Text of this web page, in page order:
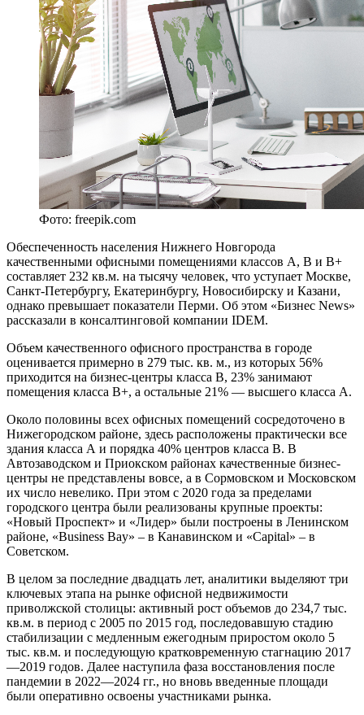
Фото: freepik.com
Обеспеченность населения Нижнего Новгорода
качественными офисными помещениями классов A, B и B+
составляет 232 кв.м. на тысячу человек, что уступает Москве,
Санкт-Петербургу, Екатеринбургу, Новосибирску и Казани,
однако превышает показатели Перми. Об этом «Бизнес News»
рассказали в консалтинговой компании IDEM.
Объем качественного офисного пространства в городе
оценивается примерно в 279 тыс. кв. м., из которых 56%
приходится на бизнес-центры класса B, 23% занимают
помещения класса B+, а остальные 21% — высшего класса А.
Около половины всех офисных помещений сосредоточено в
Нижегородском районе, здесь расположены практически все
здания класса А и порядка 40% центров класса B. В
Автозаводском и Приокском районах качественные бизнес-
центры не представлены вовсе, а в Сормовском и Московском
их число невелико. При этом с 2020 года за пределами
городского центра были реализованы крупные проекты:
«Новый Проспект» и «Лидер» были построены в Ленинском
районе, «Business Bay» – в Канавинском и «Capital» – в
Советском.
В целом за последние двадцать лет, аналитики выделяют три
ключевых этапа на рынке офисной недвижимости
приволжской столицы: активный рост объемов до 234,7 тыс.
кв.м. в период с 2005 по 2015 год, последовавшую стадию
стабилизации с медленным ежегодным приростом около 5
тыс. кв.м. и последующую кратковременную стагнацию 2017
—2019 годов. Далее наступила фаза восстановления после
пандемии в 2022—2024 гг., но вновь введенные площади
были оперативно освоены участниками рынка.